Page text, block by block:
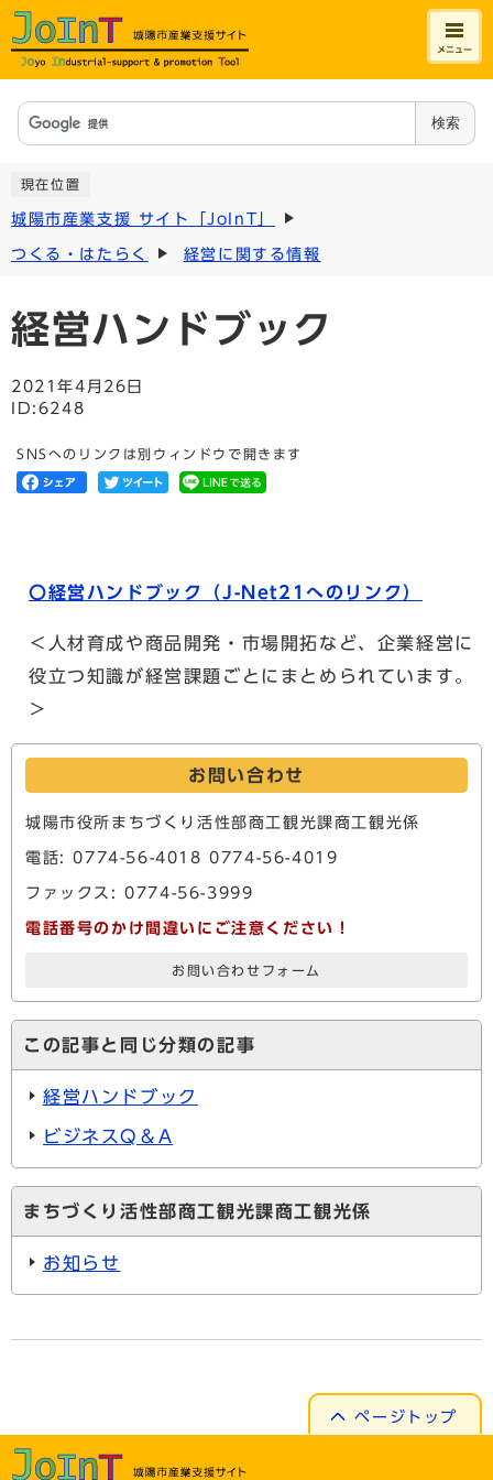
メニュー
検索
現在位置
城陽市産業支援 サイト「JoInT」
つくる・はたらく 経営に関する情報
経営ハンドブック
2021年4月26日
ID:6248
SNSへのリンクは別ウィンドウで開きます
〇経営ハンドブック（J-Net21へのリンク）
＜人材育成や商品開発・市場開拓など、企業経営に
役立つ知識が経営課題ごとにまとめられています。
＞
お問い合わせ
城陽市役所まちづくり活性部商工観光課商工観光係
電話: 0774-56-4018 0774-56-4019
ファックス: 0774-56-3999
電話番号のかけ間違いにご注意ください！
お問い合わせフォーム
この記事と同じ分類の記事
経営ハンドブック
ビジネスQ＆A
まちづくり活性部商工観光課商工観光係
お知らせ
ページトップ